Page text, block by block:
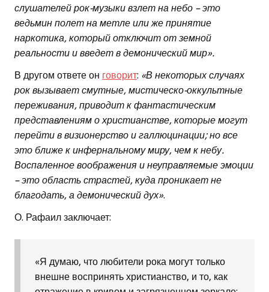
слушателей рок-музыки взлет на небо – это
ведьмин полет на метле или же принятие
наркотика, который отключит от земной
реальности и введет в демонический мир».
В другом ответе он говорит: «В некоторых случаях
рок вызывает смутные, мистическо-оккультные
переживания, приводит к фантастическим
представлениям о христианстве, которые могут
перейти в визионерство и галлюцинации; но все
это ближе к инфернальному миру, чем к небу.
Воспаленное воображения и неуправляемые эмоции
– это область страстей, куда проникает не
благодать, а демонический дух».
О. Рафаил заключает:
«Я думаю, что любители рока могут только
внешне воспринять христианство, и то, как